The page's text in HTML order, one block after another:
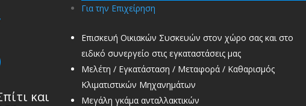
και
Για την Επιχείρηση
Επισκευή Οικιακών Συσκευών στον χώρο σας και στο
ειδικό συνεργείο στις εγκαταστάσεις μας
Μελέτη / Εγκατάσταση / Μεταφορά / Καθαρισμός
Κλιματιστικών Μηχανημάτων
Μεγάλη γκάμα ανταλλακτικών